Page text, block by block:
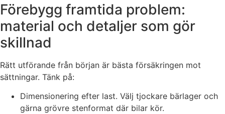
Förebygg framtida problem:
material och detaljer som gör
skillnad
Rätt utförande från början är bästa försäkringen mot
sättningar. Tänk på:
Dimensionering efter last. Välj tjockare bärlager och
gärna grövre stenformat där bilar kör.